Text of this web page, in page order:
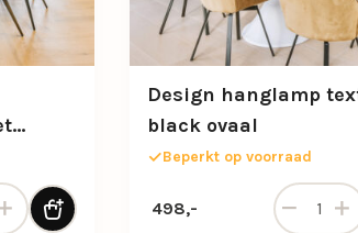
ronde LED hanglamp zwart met smoke glas
Design hanglamp
black ovaal
Beperkt op voorraad
498,-
Design